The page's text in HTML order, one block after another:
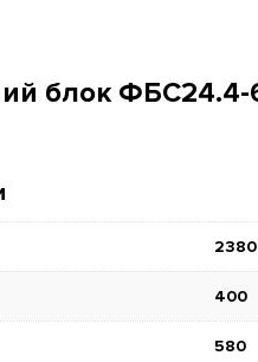
блок ФБС24.4-
2380
400
580